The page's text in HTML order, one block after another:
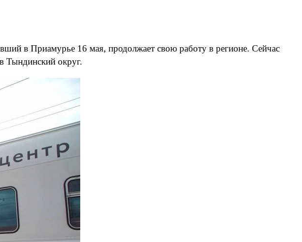
в Приамурье 16 мая, продолжает свою работу в регионе. Сейчас
Тындинский округ.